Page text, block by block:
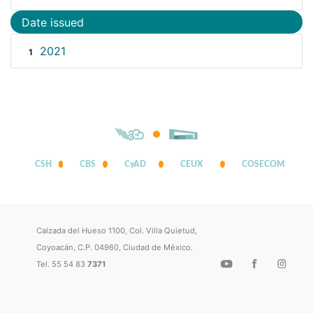
Date issued
1 2021
CSH CBS CyAD CEUX COSECOM
Calzada del Hueso 1100, Col. Villa Quietud,
Coyoacán, C.P. 04960, Ciudad de México.
Tel. 55 54 837371